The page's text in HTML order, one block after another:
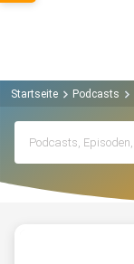
Startseite Podcasts